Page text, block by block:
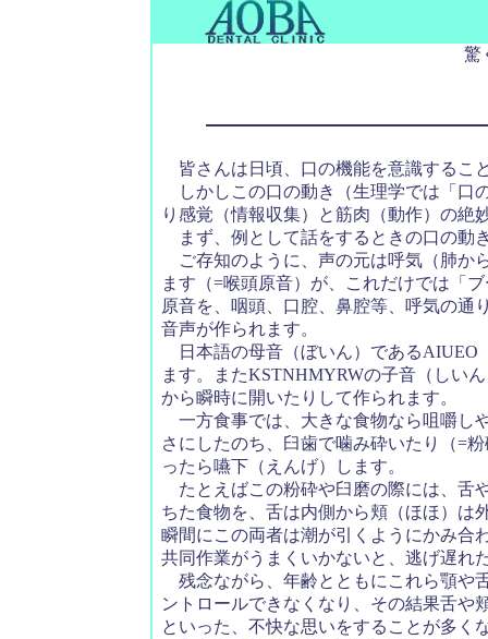
驚
皆さんは日頃、口の機能を意識するこ
しかしこの口の動き（生理学では「口
り感覚（情報収集）と筋肉（動作）の絶
まず、例として話をするときの口の動
ご存知のように、声の元は呼気（肺か
ます（=喉頭原音）が、これだけでは「
原音を、咽頭、口腔、鼻腔等、呼気の通
音声が作られます。
日本語の母音（ぼいん）であるAIUEO
ます。またKSTNHMYRWの子音（しい
から瞬時に開いたりして作られます。
一方食事では、大きな食物なら咀嚼し
さにしたのち、臼歯で噛み砕いたり（=
ったら嚥下（えんげ）します。
たとえばこの粉砕や臼磨の際には、舌
ちた食物を、舌は内側から頬（ほほ）は
瞬間にこの両者は潮が引くようにかみ合
共同作業がうまくいかないと、逃げ遅れ
残念ながら、年齢とともにこれら顎や
ントロールできなくなり、その結果舌や
といった、不快な思いをすることが多く